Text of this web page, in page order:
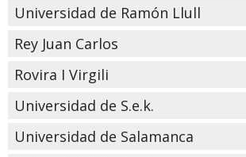
Universidad de Ramón Llull
Rey Juan Carlos
Rovira I Virgili
Universidad de S.e.k.
Universidad de Salamanca